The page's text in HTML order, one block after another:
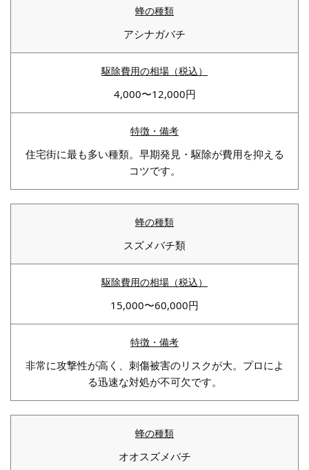
アシナガバチ
4,000〜12,000円
住宅街に最も多い種類。早期発見・駆除が費用を抑える
コツです。
スズメバチ類
15,000〜60,000円
非常に攻撃性が高く、刺傷被害のリスクが大。プロによ
る迅速な対処が不可欠です。
オオスズメバチ